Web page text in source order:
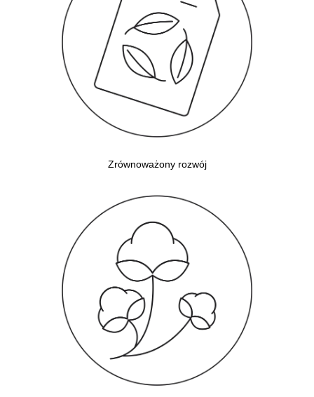
Zrównoważony rozwój